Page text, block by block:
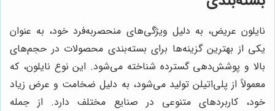
نایلون عریض، به دلیل ویژگی‌های منحصربه‌فرد خود، به عنوان
یکی از بهترین گزینه‌ها برای بسته‌بندی محصولات در حجم‌های
بالا و پوشش‌دهی گسترده شناخته می‌شود. این نوع نایلون، که
معمولاً از پلی‌اتیلن تولید می‌شود، به دلیل ضخامت و عرض زیاد
خود، کاربردهای متنوعی در صنایع مختلف دارد. از جمله